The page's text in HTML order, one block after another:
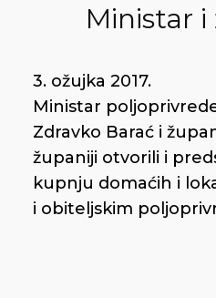
Ministar
3. ožujka 2017.
Ministar
Zdravko Barać i
županiji otvorili i
kupnju domaćih i
i obiteljskim